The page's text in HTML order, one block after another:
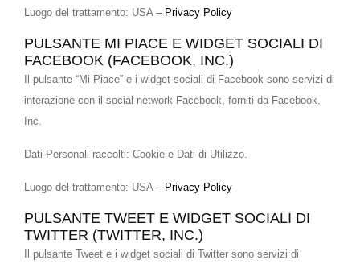
Luogo del trattamento: USA – Privacy Policy
PULSANTE MI PIACE E WIDGET SOCIALI DI
FACEBOOK (FACEBOOK, INC.)
Il pulsante “Mi Piace” e i widget sociali di Facebook sono servizi di
interazione con il social network Facebook, forniti da Facebook,
Inc.
Dati Personali raccolti: Cookie e Dati di Utilizzo.
Luogo del trattamento: USA – Privacy Policy
PULSANTE TWEET E WIDGET SOCIALI DI
TWITTER (TWITTER, INC.)
Il pulsante Tweet e i widget sociali di Twitter sono servizi di